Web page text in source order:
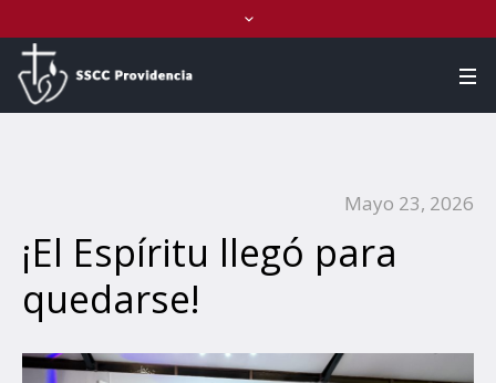
Mayo 23, 2026
¡El Espíritu llegó para
quedarse!